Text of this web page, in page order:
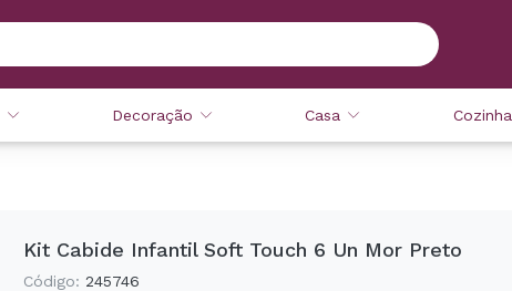
Decoração Casa Cozinha
Kit Cabide Infantil Soft Touch 6 Un Mor Preto
Código: 245746